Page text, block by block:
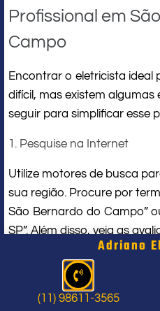
Profissional em
Campo
Encontrar o eletricista ideal
difícil, mas existem
seguir para simplificar esse
1. Pesquise na Internet
Utilize motores de busca
sua região. Procure por
São Bernardo do Campo”
SP”. Além disso, veja as
anteriores para ter uma
2. Peça Indicações
Adriano
(11) 98611-3565